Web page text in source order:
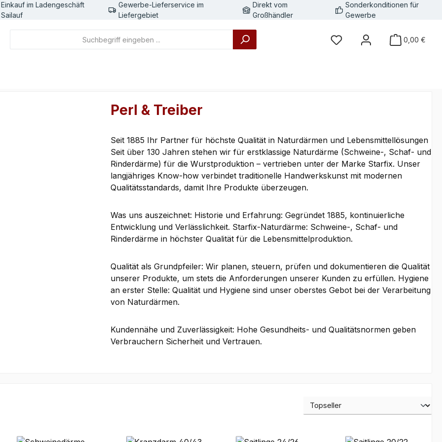
Einkauf im Ladengeschäft
Sailauf
Gewerbe-Lieferservice im
Liefergebiet
Direkt vom
Großhändler
Sonderkonditionen für
Gewerbe
0,00 €
Perl & Treiber
Seit 1885 Ihr Partner für höchste Qualität in Naturdärmen und Lebensmittellösungen
Seit über 130 Jahren stehen wir für erstklassige Naturdärme (Schweine-, Schaf- und
Rinderdärme) für die Wurstproduktion – vertrieben unter der Marke Starfix. Unser
langjähriges Know-how verbindet traditionelle Handwerkskunst mit modernen
Qualitätsstandards, damit Ihre Produkte überzeugen.
Was uns auszeichnet: Historie und Erfahrung: Gegründet 1885, kontinuierliche
Entwicklung und Verlässlichkeit. Starfix-Naturdärme: Schweine-, Schaf- und
Rinderdärme in höchster Qualität für die Lebensmittelproduktion.
Qualität als Grundpfeiler: Wir planen, steuern, prüfen und dokumentieren die Qualität
unserer Produkte, um stets die Anforderungen unserer Kunden zu erfüllen. Hygiene
an erster Stelle: Qualität und Hygiene sind unser oberstes Gebot bei der Verarbeitung
von Naturdärmen.
Kundennähe und Zuverlässigkeit: Hohe Gesundheits- und Qualitätsnormen geben
Verbrauchern Sicherheit und Vertrauen.